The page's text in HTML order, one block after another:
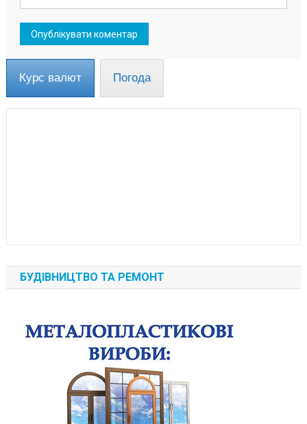
Курс валют Погода
БУДІВНИЦТВО ТА РЕМОНТ